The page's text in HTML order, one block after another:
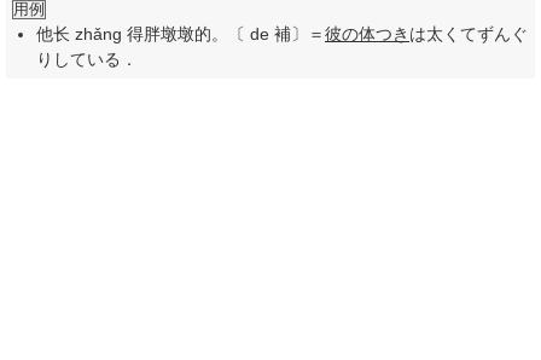
用例
他长 zhǎng 得胖墩墩的。〔 de 補〕＝彼の体つき は太くてずんぐ
りしている．